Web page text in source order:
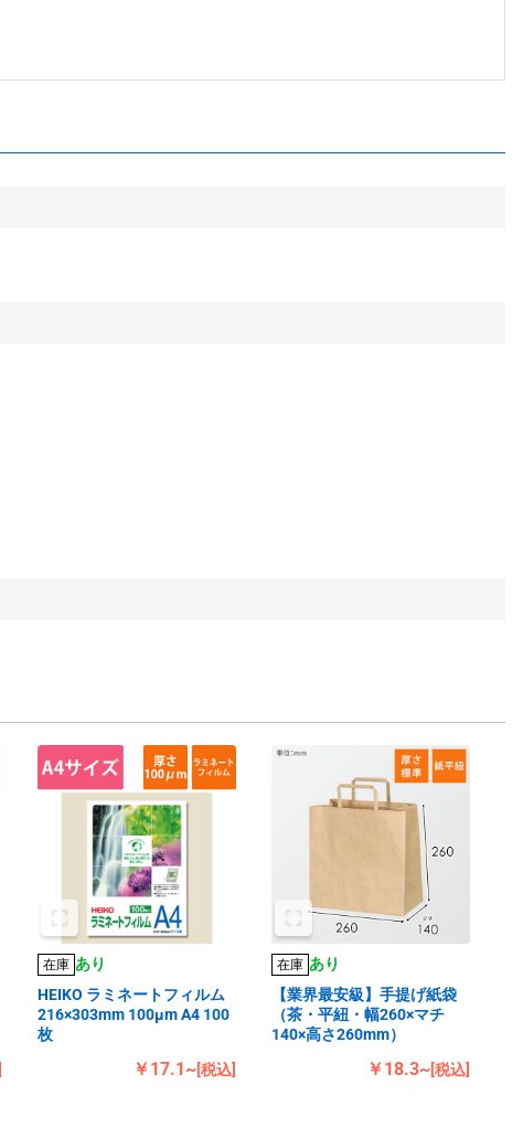
在庫 あり
HEIKO ラミネートフィルム
216×303mm 100μm A4 100
枚
￥17.1~[税込]
在庫 あり
【業界最安級】手提げ紙袋
（茶・平紐・幅260×マチ
140×高さ260mm）
￥18.3~[税込]